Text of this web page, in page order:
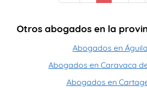
Otros abogados en la
Abogados en
Abogados en Caravaca
Abogados en